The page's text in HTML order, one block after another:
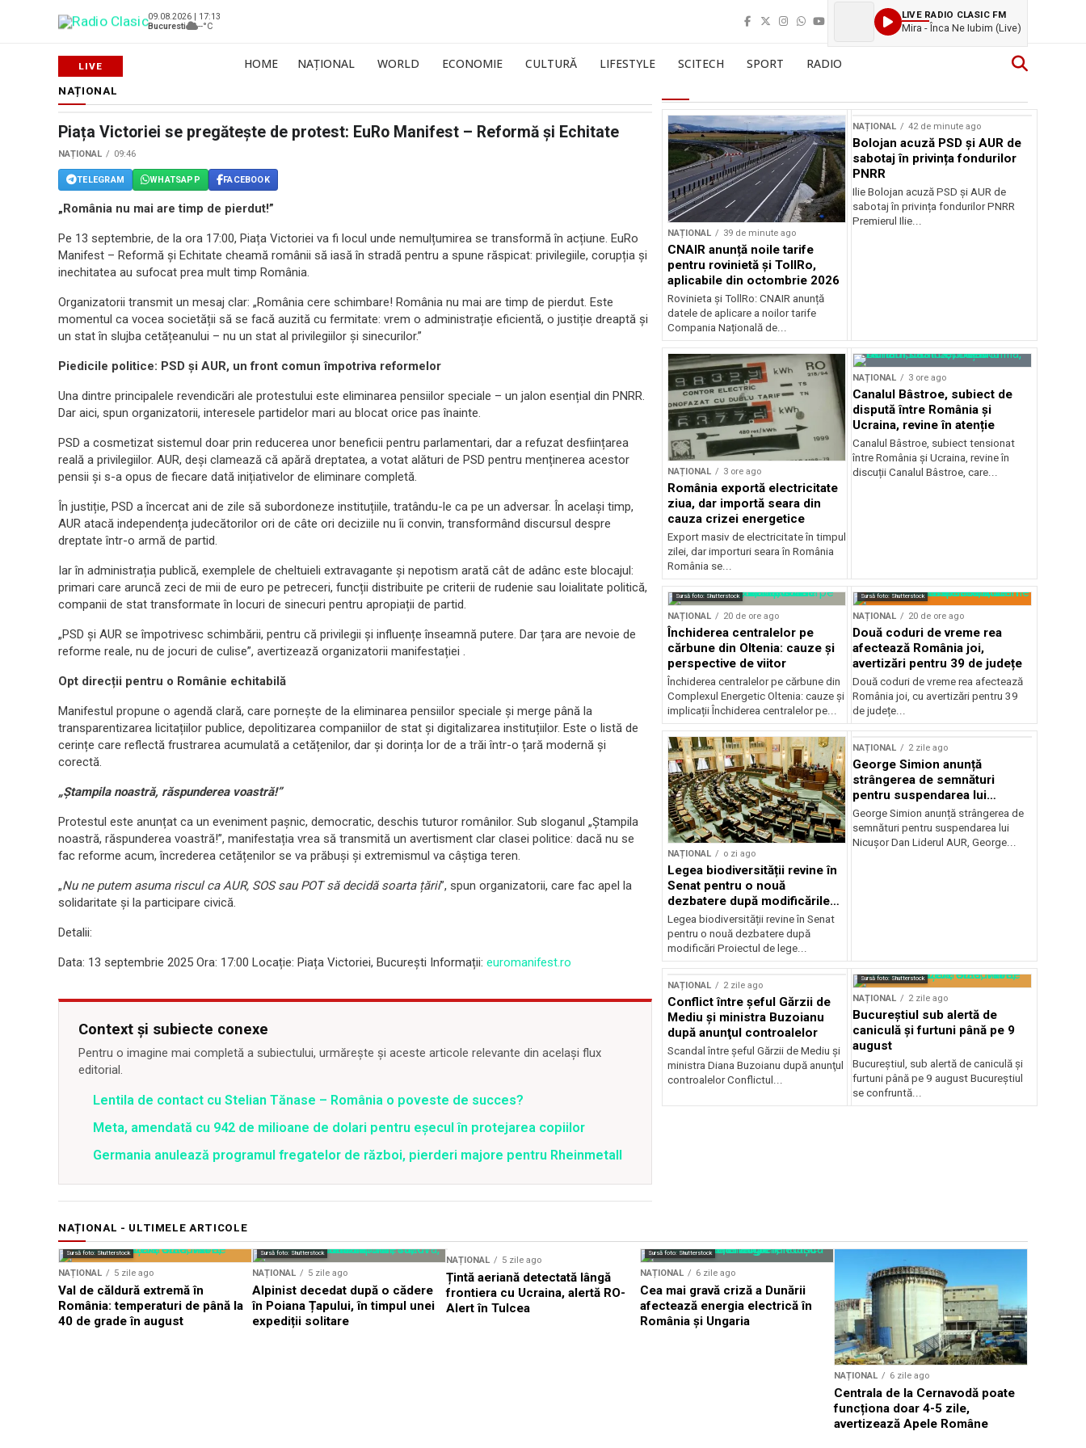
09.08.2026 | 17:13
Bucuresti
--°C
LIVE RADIO CLASIC FM
Mira - Înca Ne Iubim (Live)
HOME NAȚIONAL WORLD ECONOMIE CULTURĂ LIFESTYLE SCITECH SPORT RADIO
NAȚIONAL
Piața Victoriei se pregătește de protest: EuRo Manifest – Reformă și Echitate
NAȚIONAL 09:46
TELEGRAM WHATSAPP FACEBOOK
„România nu mai are timp de pierdut!”
Pe 13 septembrie, de la ora 17:00, Piața Victoriei va fi locul unde nemulțumirea se transformă în acțiune. EuRo
Manifest – Reformă și Echitate cheamă românii să iasă în stradă pentru a spune răspicat: privilegiile, corupția și
inechitatea au sufocat prea mult timp România.
Organizatorii transmit un mesaj clar: „România cere schimbare! România nu mai are timp de pierdut. Este
momentul ca vocea societății să se facă auzită cu fermitate: vrem o administrație eficientă, o justiție dreaptă și
un stat în slujba cetățeanului – nu un stat al privilegiilor și sinecurilor.”
Piedicile politice: PSD și AUR, un front comun împotriva reformelor
Una dintre principalele revendicări ale protestului este eliminarea pensiilor speciale – un jalon esențial din PNRR.
Dar aici, spun organizatorii, interesele partidelor mari au blocat orice pas înainte.
PSD a cosmetizat sistemul doar prin reducerea unor beneficii pentru parlamentari, dar a refuzat desființarea
reală a privilegiilor. AUR, deși clamează că apără dreptatea, a votat alături de PSD pentru menținerea acestor
pensii și s-a opus de fiecare dată inițiativelor de eliminare completă.
În justiție, PSD a încercat ani de zile să subordoneze instituțiile, tratându-le ca pe un adversar. În același timp,
AUR atacă independența judecătorilor ori de câte ori deciziile nu îi convin, transformând discursul despre
dreptate într-o armă de partid.
Iar în administrația publică, exemplele de cheltuieli extravagante și nepotism arată cât de adânc este blocajul:
primari care aruncă zeci de mii de euro pe petreceri, funcții distribuite pe criterii de rudenie sau loialitate politică,
companii de stat transformate în locuri de sinecuri pentru apropiații de partid.
„PSD și AUR se împotrivesc schimbării, pentru că privilegii și influențe înseamnă putere. Dar țara are nevoie de
reforme reale, nu de jocuri de culise”, avertizează organizatorii manifestației .
Opt direcții pentru o Românie echitabilă
Manifestul propune o agendă clară, care pornește de la eliminarea pensiilor speciale și merge până la
transparentizarea licitațiilor publice, depolitizarea companiilor de stat și digitalizarea instituțiilor. Este o listă de
cerințe care reflectă frustrarea acumulată a cetățenilor, dar și dorința lor de a trăi într-o țară modernă și
corectă.
„Ștampila noastră, răspunderea voastră!”
Protestul este anunțat ca un eveniment pașnic, democratic, deschis tuturor românilor. Sub sloganul „Ștampila
noastră, răspunderea voastră!”, manifestația vrea să transmită un avertisment clar clasei politice: dacă nu se
fac reforme acum, încrederea cetățenilor se va prăbuși și extremismul va câștiga teren.
„Nu ne putem asuma riscul ca AUR, SOS sau POT să decidă soarta țării”, spun organizatorii, care fac apel la
solidaritate și la participare civică.
Detalii:
Data: 13 septembrie 2025 Ora: 17:00 Locație: Piața Victoriei, București Informații: euromanifest.ro
Context și subiecte conexe
Pentru o imagine mai completă a subiectului, urmărește și aceste articole relevante din același flux
editorial.
Lentila de contact cu Stelian Tănase – România o poveste de succes?
Meta, amendată cu 942 de milioane de dolari pentru eșecul în protejarea copiilor
Germania anulează programul fregatelor de război, pierderi majore pentru Rheinmetall
NAȚIONAL 39 de minute ago
CNAIR anunță noile tarife
pentru rovinietă și TollRo,
aplicabile din octombrie 2026
Rovinieta și TollRo: CNAIR anunță
datele de aplicare a noilor tarife
Compania Națională de...
NAȚIONAL 42 de minute ago
Bolojan acuză PSD și AUR de
sabotaj în privința fondurilor
PNRR
Ilie Bolojan acuză PSD și AUR de
sabotaj în privința fondurilor PNRR
Premierul Ilie...
NAȚIONAL 3 ore ago
România exportă electricitate
ziua, dar importă seara din
cauza crizei energetice
Export masiv de electricitate în timpul
zilei, dar importuri seara în România
România se...
NAȚIONAL 3 ore ago
Canalul Bâstroe, subiect de
dispută între România și
Ucraina, revine în atenție
Canalul Bâstroe, subiect tensionat
între România și Ucraina, revine în
discuții Canalul Bâstroe, care...
Sursă foto: Shutterstock
NAȚIONAL 20 de ore ago
Închiderea centralelor pe
cărbune din Oltenia: cauze și
perspective de viitor
Închiderea centralelor pe cărbune din
Complexul Energetic Oltenia: cauze și
implicații Închiderea centralelor pe...
Sursă foto: Shutterstock
NAȚIONAL 20 de ore ago
Două coduri de vreme rea
afectează România joi,
avertizări pentru 39 de județe
Două coduri de vreme rea afectează
România joi, cu avertizări pentru 39
de județe...
NAȚIONAL o zi ago
Legea biodiversității revine în
Senat pentru o nouă
dezbatere după modificările
deputaților
Legea biodiversității revine în Senat
pentru o nouă dezbatere după
modificări Proiectul de lege...
NAȚIONAL 2 zile ago
George Simion anunță
strângerea de semnături
pentru suspendarea lui
Nicușor Dan
George Simion anunță strângerea de
semnături pentru suspendarea lui
Nicușor Dan Liderul AUR, George...
NAȚIONAL 2 zile ago
Conflict între şeful Gărzii de
Mediu şi ministra Buzoianu
după anunţul controalelor
Scandal între şeful Gărzii de Mediu şi
ministra Diana Buzoianu după anunţul
controalelor Conflictul...
Sursă foto: Shutterstock
NAȚIONAL 2 zile ago
Bucureștiul sub alertă de
caniculă și furtuni până pe 9
august
Bucureștiul, sub alertă de caniculă și
furtuni până pe 9 august Bucureștiul
se confruntă...
NAȚIONAL - ULTIMELE ARTICOLE
Sursă foto: Shutterstock
NAȚIONAL 5 zile ago
Val de căldură extremă în
România: temperaturi de până la
40 de grade în august
Sursă foto: Shutterstock
NAȚIONAL 5 zile ago
Alpinist decedat după o cădere
în Poiana Țapului, în timpul unei
expediții solitare
NAȚIONAL 5 zile ago
Țintă aeriană detectată lângă
frontiera cu Ucraina, alertă RO-
Alert în Tulcea
Sursă foto: Shutterstock
NAȚIONAL 6 zile ago
Cea mai gravă criză a Dunării
afectează energia electrică în
România și Ungaria
NAȚIONAL 6 zile ago
Centrala de la Cernavodă poate
funcționa doar 4-5 zile,
avertizează Apele Române